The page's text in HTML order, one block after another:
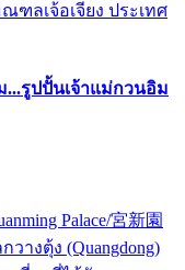
ฑลเจ้อเจียง ประเทศ
...รูปปั้นเจ้าแม่กวนอิม
Palace/宮新園
างตุ้ง (Quangdong)